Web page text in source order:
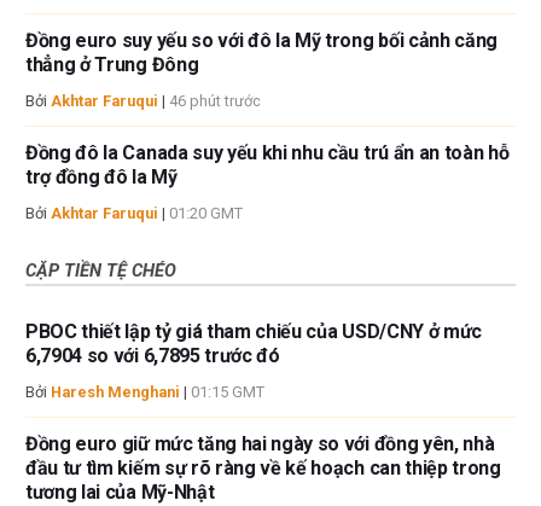
Đồng euro suy yếu so với đô la Mỹ trong bối cảnh căng
thẳng ở Trung Đông
Bởi Akhtar Faruqui | 46 phút trước
Đồng đô la Canada suy yếu khi nhu cầu trú ẩn an toàn hỗ
trợ đồng đô la Mỹ
Bởi Akhtar Faruqui | 01:20 GMT
CẶP TIỀN TỆ CHÉO
PBOC thiết lập tỷ giá tham chiếu của USD/CNY ở mức
6,7904 so với 6,7895 trước đó
Bởi Haresh Menghani | 01:15 GMT
Đồng euro giữ mức tăng hai ngày so với đồng yên, nhà
đầu tư tìm kiếm sự rõ ràng về kế hoạch can thiệp trong
tương lai của Mỹ-Nhật